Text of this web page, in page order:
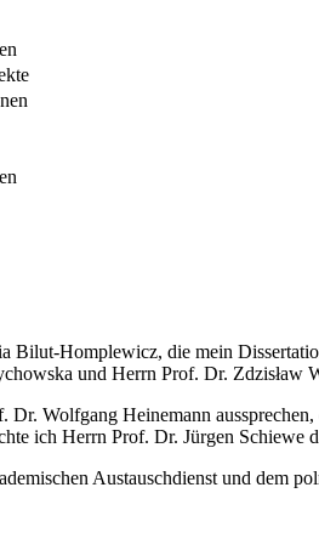
Homplewicz, die mein
und Herrn Prof. Dr. Zdzisław
Wolfgang Heinemann
ich Herrn Prof. Dr. Jürgen
Austauschdienst und dem